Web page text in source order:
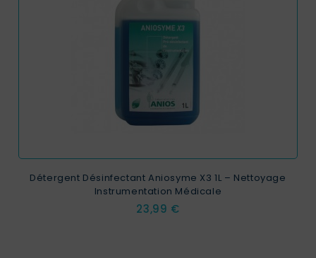
Détergent Désinfectant Aniosyme X3 1L – Nettoyage
Instrumentation Médicale
Prix
23,99 €